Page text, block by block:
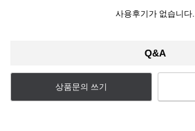
사용후기가 없습니다.
Q&A
상품문의 쓰기